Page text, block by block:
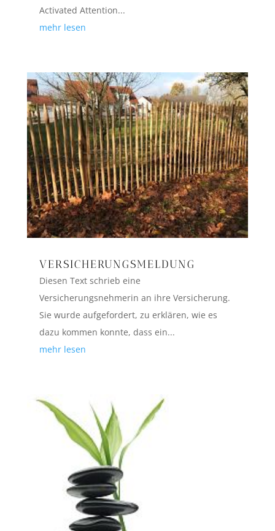
Activated Attention...
mehr lesen
VERSICHERUNGSMELDUNG
Diesen Text schrieb eine
Versicherungsnehmerin an ihre Versicherung.
Sie wurde aufgefordert, zu erklären, wie es
dazu kommen konnte, dass ein...
mehr lesen